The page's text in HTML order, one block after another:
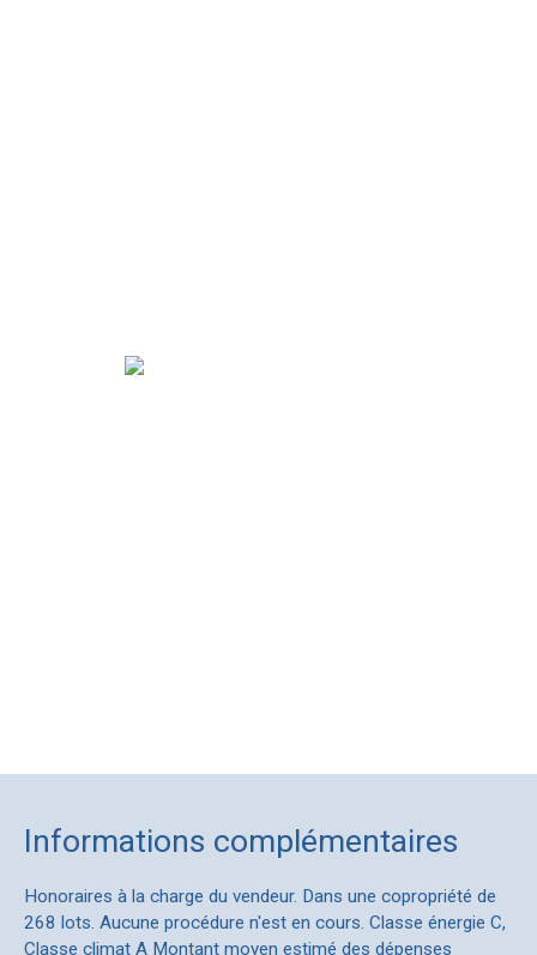
Informations complémentaires
Honoraires à la charge du vendeur. Dans une copropriété de
268 lots. Aucune procédure n'est en cours. Classe énergie C,
Classe climat A Montant moyen estimé des dépenses